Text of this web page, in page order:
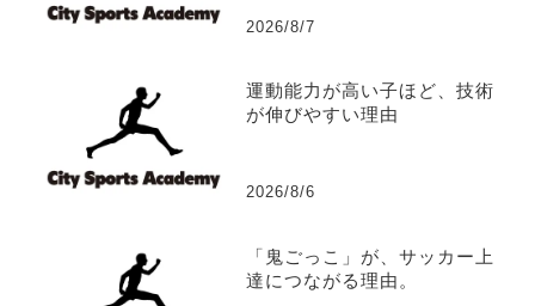
2026/8/7
運動能力が高い子ほど、技術
が伸びやすい理由
2026/8/6
「鬼ごっこ」が、サッカー上
達につながる理由。